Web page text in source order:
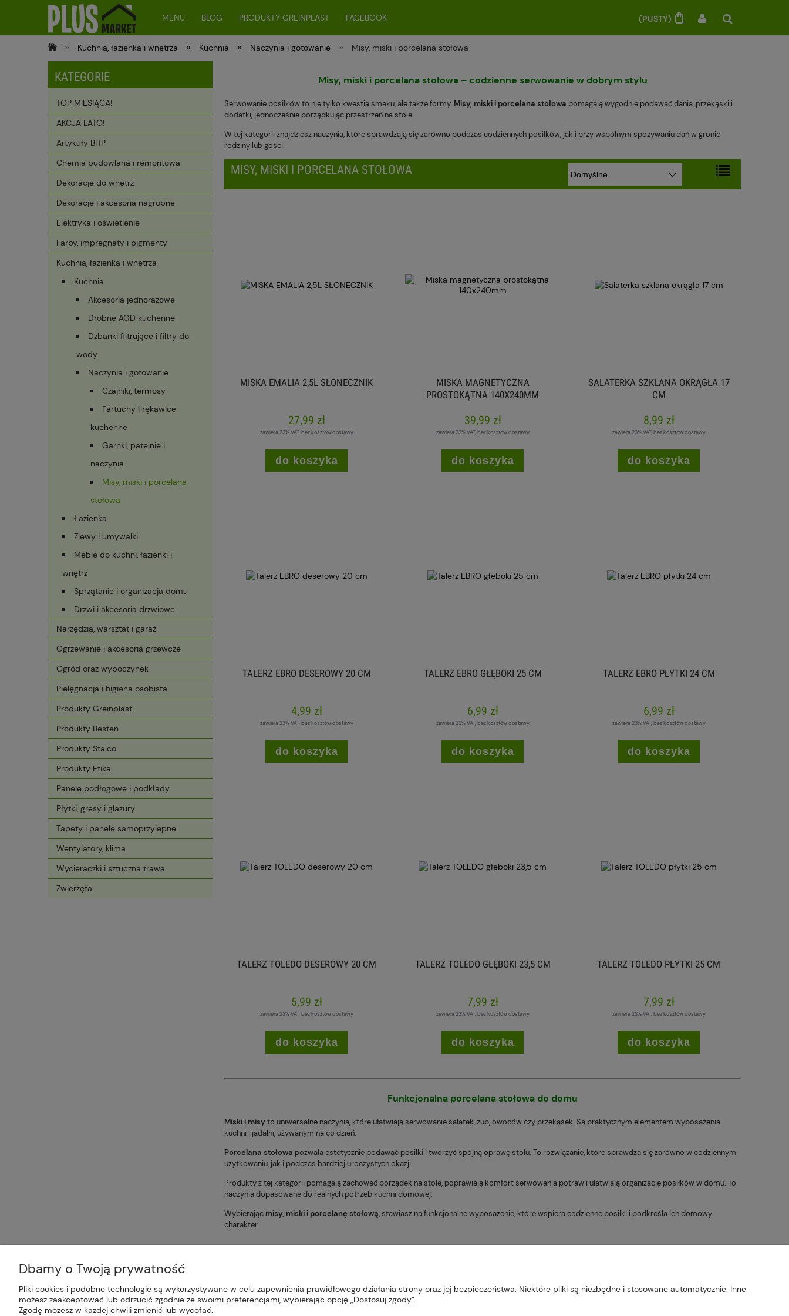
(PUSTY)
MENU BLOG PRODUKTY GREINPLAST FACEBOOK
» Kuchnia, łazienka i wnętrza » Kuchnia » Naczynia i gotowanie » Misy, miski i porcelana stołowa
KATEGORIE
TOP MIESIĄCA!
AKCJA LATO!
Artykuły BHP
Chemia budowlana i remontowa
Dekoracje do wnętrz
Dekoracje i akcesoria nagrobne
Elektryka i oświetlenie
Farby, impregnaty i pigmenty
Kuchnia, łazienka i wnętrza
Kuchnia
Akcesoria jednorazowe
Drobne AGD kuchenne
Dzbanki filtrujące i filtry do
wody
Naczynia i gotowanie
Czajniki, termosy
Fartuchy i rękawice
kuchenne
Garnki, patelnie i
naczynia
Misy, miski i porcelana
stołowa
Łazienka
Zlewy i umywalki
Meble do kuchni, łazienki i
wnętrz
Sprzątanie i organizacja domu
Drzwi i akcesoria drzwiowe
Narzędzia, warsztat i garaż
Ogrzewanie i akcesoria grzewcze
Ogród oraz wypoczynek
Pielęgnacja i higiena osobista
Produkty Greinplast
Produkty Besten
Produkty Stalco
Produkty Etika
Panele podłogowe i podkłady
Płytki, gresy i glazury
Tapety i panele samoprzylepne
Wentylatory, klima
Wycieraczki i sztuczna trawa
Zwierzęta
Misy, miski i porcelana stołowa – codzienne serwowanie w dobrym stylu
Serwowanie posiłków to nie tylko kwestia smaku, ale także formy. Misy, miski i porcelana stołowa pomagają wygodnie podawać dania, przekąski i
dodatki, jednocześnie porządkując przestrzeń na stole.
W tej kategorii znajdziesz naczynia, które sprawdzają się zarówno podczas codziennych posiłków, jak i przy wspólnym spożywaniu dań w gronie
rodziny lub gości.
MISY, MISKI I PORCELANA STOŁOWA
MISKA EMALIA 2,5L SŁONECZNIK
27,99 zł
zawiera 23% VAT, bez kosztów dostawy
do koszyka
MISKA MAGNETYCZNA
PROSTOKĄTNA 140X240MM
39,99 zł
zawiera 23% VAT, bez kosztów dostawy
do koszyka
SALATERKA SZKLANA OKRĄGŁA 17
CM
8,99 zł
zawiera 23% VAT, bez kosztów dostawy
do koszyka
TALERZ EBRO DESEROWY 20 CM
4,99 zł
zawiera 23% VAT, bez kosztów dostawy
do koszyka
TALERZ EBRO GŁĘBOKI 25 CM
6,99 zł
zawiera 23% VAT, bez kosztów dostawy
do koszyka
TALERZ EBRO PŁYTKI 24 CM
6,99 zł
zawiera 23% VAT, bez kosztów dostawy
do koszyka
TALERZ TOLEDO DESEROWY 20 CM
5,99 zł
zawiera 23% VAT, bez kosztów dostawy
do koszyka
TALERZ TOLEDO GŁĘBOKI 23,5 CM
7,99 zł
zawiera 23% VAT, bez kosztów dostawy
do koszyka
TALERZ TOLEDO PŁYTKI 25 CM
7,99 zł
zawiera 23% VAT, bez kosztów dostawy
do koszyka
Funkcjonalna porcelana stołowa do domu
Miski i misyto uniwersalne naczynia, które ułatwiają serwowanie sałatek, zup, owoców czy przekąsek. Są praktycznym elementem wyposażenia
kuchni i jadalni, używanym na co dzień.
Porcelana stołowa pozwala estetycznie podawać posiłki i tworzyć spójną oprawę stołu. To rozwiązanie, które sprawdza się zarówno w codziennym
użytkowaniu, jak i podczas bardziej uroczystych okazji.
Produkty z tej kategorii pomagają zachować porządek na stole, poprawiają komfort serwowania potraw i ułatwiają organizację posiłków w domu. To
naczynia dopasowane do realnych potrzeb kuchni domowej.
Wybierając misy, miski i porcelanę stołową, stawiasz na funkcjonalne wyposażenie, które wspiera codzienne posiłki i podkreśla ich domowy
charakter.
Plus Market Sp. z o.o. | Zakręcie 2K, 22-300 Krasnystaw, woj. lubelskie | sklep@plus-market.pl | tel: 607 770 953 | NIP: 5170405164
Dbamy o Twoją prywatność
Pliki cookies i podobne technologie są wykorzystywane w celu zapewnienia prawidłowego działania strony oraz jej bezpieczeństwa. Niektóre pliki są niezbędne i stosowane automatycznie. Inne
możesz zaakceptować lub odrzucić zgodnie ze swoimi preferencjami, wybierając opcję „Dostosuj zgody”.
Zgodę możesz w każdej chwili zmienić lub wycofać.